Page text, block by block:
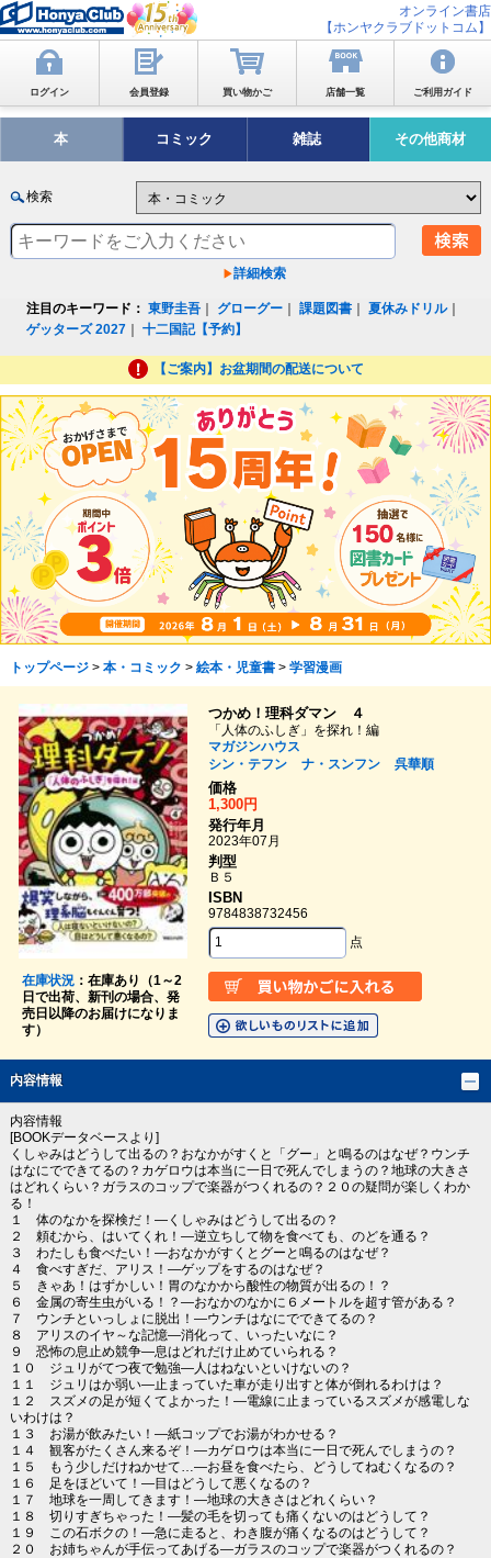
オンライン書店
【ホンヤクラブドットコム】
ログイン 会員登録 買い物かご 店舗一覧 ご利用ガイド
本 コミック 雑誌 その他商材
検索
詳細検索
注目のキーワード： 東野圭吾 グローグー ｜課題図書 ｜夏休みドリル｜
ゲッターズ 2027 ｜十二国記【予約】
【ご案内】お盆期間の配送について
トップページ> 本・コミック > 絵本・児童書> 学習漫画
在庫状況：在庫あり（1～2
日で出荷、新刊の場合、発
売日以降のお届けになりま
す）
つかめ！理科ダマン ４
「人体のふしぎ」を探れ！編
マガジンハウス
シン・テフン
ナ・スンフン
呉華順
価格
1,300円
発行年月
2023年07月
判型
Ｂ５
ISBN
9784838732456
点
内容情報
内容情報
[BOOKデータベースより]
くしゃみはどうして出るの？おなかがすくと「グー」と鳴るのはなぜ？ウンチ
はなにでできてるの？カゲロウは本当に一日で死んでしまうの？地球の大きさ
はどれくらい？ガラスのコップで楽器がつくれるの？２０の疑問が楽しくわか
る！
１ 体のなかを探検だ！―くしゃみはどうして出るの？
２ 頼むから、はいてくれ！―逆立ちして物を食べても、のどを通る？
３ わたしも食べたい！―おなかがすくとグーと鳴るのはなぜ？
４ 食べすぎだ、アリス！―ゲップをするのはなぜ？
５ きゃあ！はずかしい！胃のなかから酸性の物質が出るの！？
６ 金属の寄生虫がいる！？―おなかのなかに６メートルを超す管がある？
７ ウンチといっしょに脱出！―ウンチはなにでできてるの？
８ アリスのイヤ～な記憶―消化って、いったいなに？
９ 恐怖の息止め競争―息はどれだけ止めていられる？
１０ ジュリがてつ夜で勉強―人はねないといけないの？
１１ ジュリはか弱い―止まっていた車が走り出すと体が倒れるわけは？
１２ スズメの足が短くてよかった！―電線に止まっているスズメが感電しな
いわけは？
１３ お湯が飲みたい！―紙コップでお湯がわかせる？
１４ 観客がたくさん来るぞ！―カゲロウは本当に一日で死んでしまうの？
１５ もう少しだけねかせて…―お昼を食べたら、どうしてねむくなるの？
１６ 足をほどいて！―目はどうして悪くなるの？
１７ 地球を一周してきます！―地球の大きさはどれくらい？
１８ 切りすぎちゃった！―髪の毛を切っても痛くないのはどうして？
１９ この石ボクの！―急に走ると、わき腹が痛くなるのはどうして？
２０ お姉ちゃんが手伝ってあげる―ガラスのコップで楽器がつくれるの？